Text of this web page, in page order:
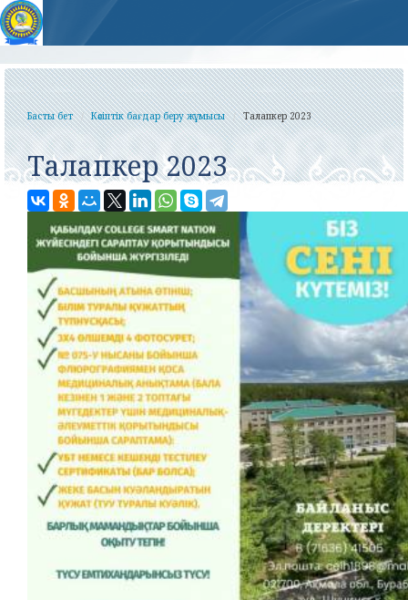
Басты бет Кәсіптік бағдар беру жұмысы Талапкер 2023
Талапкер 2023